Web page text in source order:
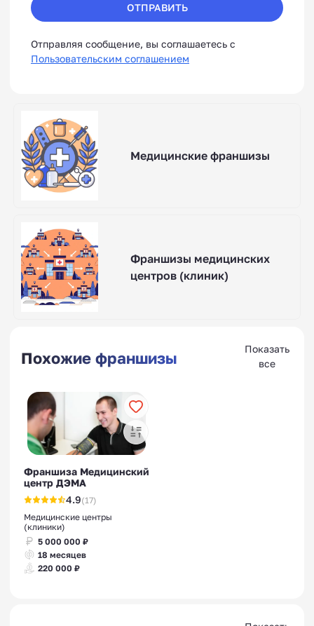
ОТПРАВИТЬ
Отправляя сообщение, вы соглашаетесь с
Пользовательским соглашением
Медицинские франшизы
Франшизы медицинских
центров (клиник)
Похожие франшизы
Показать
все
Франшиза Медицинский
центр ДЭМА
4.9(17)
Медицинские центры
(клиники)
5 000 000 ₽
18 месяцев
220 000 ₽